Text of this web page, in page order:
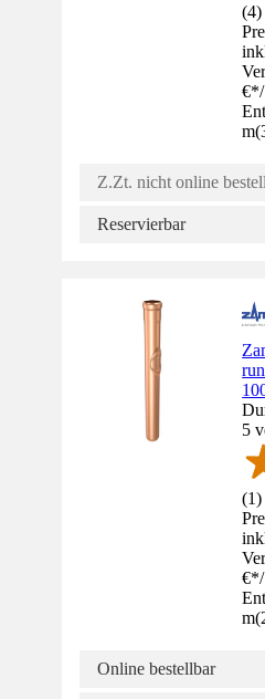
(4)
€*/
m(
Z.Zt. nicht online
Reservierbar
5
(1)
€*/
m(
Online bestellbar